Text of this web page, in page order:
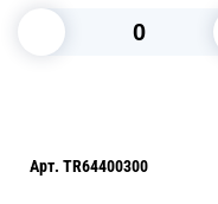
Арт. TR64400300